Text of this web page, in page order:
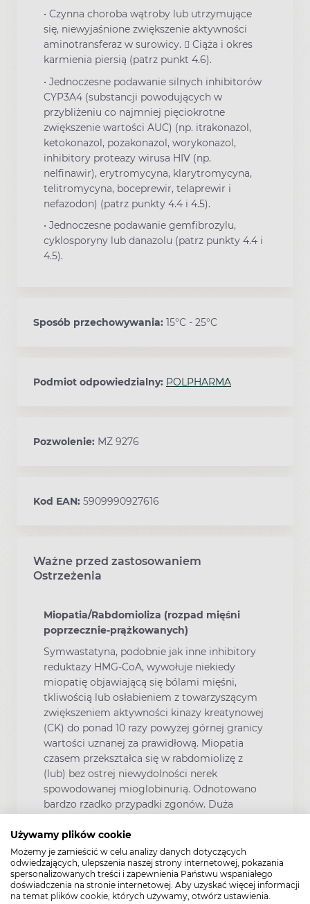
Używamy plików cookie
Możemy je zamieścić w celu analizy danych dotyczących
odwiedzających, ulepszenia naszej strony internetowej, pokazania
spersonalizowanych treści i zapewnienia Państwu wspaniałego
doświadczenia na stronie internetowej. Aby uzyskać więcej informacji
na temat plików cookie, których używamy, otwórz ustawienia.
• Czynna choroba wątroby lub utrzymujące
się, niewyjaśnione zwiększenie aktywności
aminotransferaz w surowicy.  Ciąża i okres
karmienia piersią (patrz punkt 4.6).
• Jednoczesne podawanie silnych inhibitorów
CYP3A4 (substancji powodujących w
przybliżeniu co najmniej pięciokrotne
zwiększenie wartości AUC) (np. itrakonazol,
ketokonazol, pozakonazol, worykonazol,
inhibitory proteazy wirusa HIV (np.
nelfinawir), erytromycyna, klarytromycyna,
telitromycyna, boceprewir, telaprewir i
nefazodon) (patrz punkty 4.4 i 4.5).
• Jednoczesne podawanie gemfibrozylu,
cyklosporyny lub danazolu (patrz punkty 4.4 i
4.5).
Sposób przechowywania: 15°C - 25°C
Podmiot odpowiedzialny: POLPHARMA
Pozwolenie: MZ 9276
Kod EAN: 5909990927616
Ważne przed zastosowaniem
Ostrzeżenia
Miopatia/Rabdomioliza (rozpad mięśni
poprzecznie-prążkowanych)
Symwastatyna, podobnie jak inne inhibitory
reduktazy HMG-CoA, wywołuje niekiedy
miopatię objawiającą się bólami mięśni,
tkliwością lub osłabieniem z towarzyszącym
zwiększeniem aktywności kinazy kreatynowej
(CK) do ponad 10 razy powyżej górnej granicy
wartości uznanej za prawidłową. Miopatia
czasem przekształca się w rabdomiolizę z
(lub) bez ostrej niewydolności nerek
spowodowanej mioglobinurią. Odnotowano
bardzo rzadko przypadki zgonów. Duża
osoczu zwiększa ryzyko wystąpienia miopatii.
Jak w przypadku innych inhibitorów
reduktazy HMG-CoA, ryzyko wystąpienia
miopatii i (lub) rabdomiolizy zależne jest od